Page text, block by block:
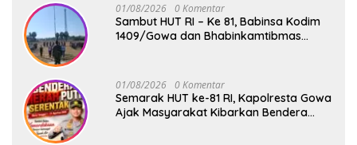
01/08/2026 0 Komentar
Sambut HUT RI – Ke 81, Babinsa Kodim
1409/Gowa dan Bhabinkamtibmas
01/08/2026 0 Komentar
Semarak HUT ke-81 RI, Kapolresta Gowa
Ajak Masyarakat Kibarkan Bendera